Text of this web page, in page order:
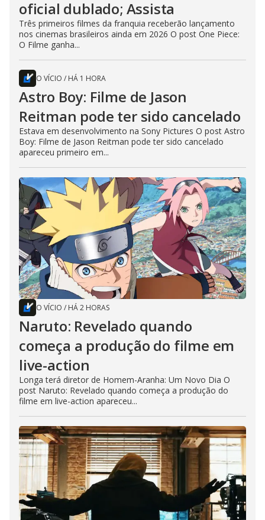
oficial dublado; Assista
Três primeiros filmes da franquia receberão lançamento
nos cinemas brasileiros ainda em 2026 O post One Piece:
O Filme ganha...
O VÍCIO / HÁ 1 HORA
Astro Boy: Filme de Jason
Reitman pode ter sido cancelado
Estava em desenvolvimento na Sony Pictures O post Astro
Boy: Filme de Jason Reitman pode ter sido cancelado
apareceu primeiro em...
O VÍCIO / HÁ 2 HORAS
Naruto: Revelado quando
começa a produção do filme em
live-action
Longa terá diretor de Homem-Aranha: Um Novo Dia O
post Naruto: Revelado quando começa a produção do
filme em live-action apareceu...